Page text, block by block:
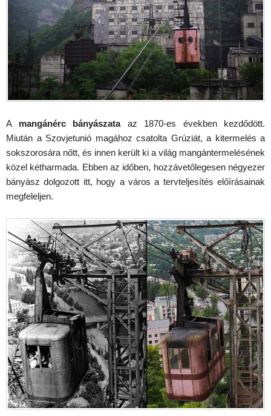
A mangánérc bányászataaz 1870-es években kezdődött.
Miután a Szovjetunió magához csatolta Grúziát, a kitermelés a
sokszorosára nőtt, és innen került ki a világ mangántermelésének
közel kétharmada. Ebben az időben, hozzávetőlegesen négyezer
bányász dolgozott itt, hogy a város a tervteljesítés előírásainak
megfeleljen.